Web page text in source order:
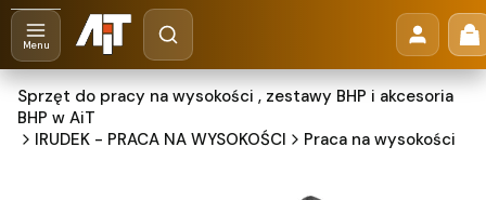
Otwórz wyszukiwarkę
Szukaj
Sprzęt do pracy na wysokości , zestawy BHP i akcesoria
BHP w AiT
IRUDEK - PRACA NA WYSOKOŚCI
Praca na wysokości
Menu